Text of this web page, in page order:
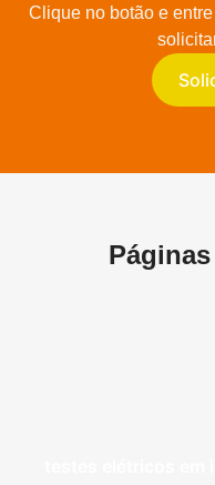
Clique no botão e